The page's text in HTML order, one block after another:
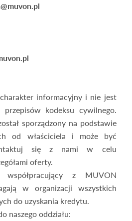
informacyjny i nie jest
kodeksu cywilnego.
sporządzony na podstawie
od właściciela i może być
się z nami w celu
oferty.
współpracujący z MUVON
w organizacji wszystkich
do uzyskania kredytu.
naszego oddziału: